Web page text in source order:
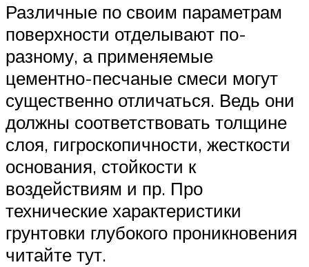
Различные по своим параметрам
поверхности отделывают по-
разному, а применяемые
цементно-песчаные смеси могут
существенно отличаться. Ведь они
должны соответствовать толщине
слоя, гигроскопичности, жесткости
основания, стойкости к
воздействиям и пр. Про
технические характеристики
грунтовки глубокого проникновения
читайте тут.